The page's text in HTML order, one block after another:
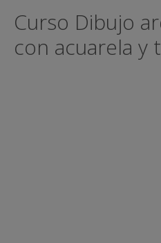
Curso Dibujo
con acuarela y